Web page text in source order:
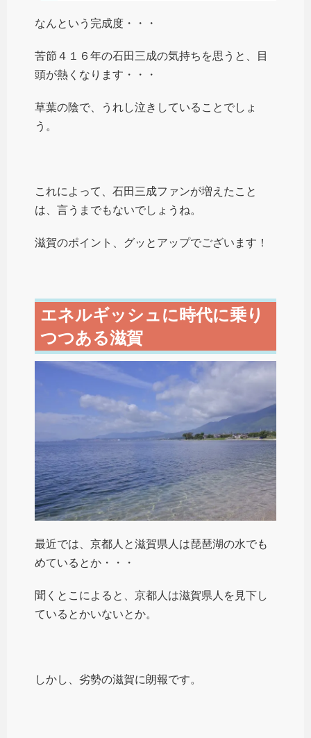
なんという完成度・・・
苦節４１６年の石田三成の気持ちを思うと、目
頭が熱くなります・・・
草葉の陰で、うれし泣きしていることでしょ
う。
これによって、石田三成ファンが増えたこと
は、言うまでもないでしょうね。
滋賀のポイント、グッとアップでございます！
エネルギッシュに時代に乗り
つつある滋賀
最近では、京都人と滋賀県人は琵琶湖の水でも
めているとか・・・
聞くとこによると、京都人は滋賀県人を見下し
ているとかいないとか。
しかし、劣勢の滋賀に朗報です。